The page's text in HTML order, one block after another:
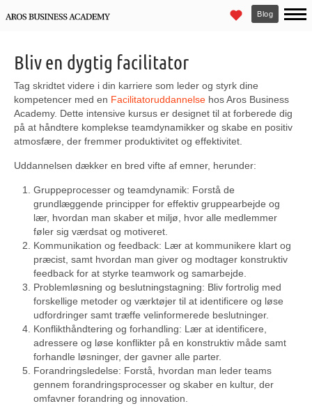
Blog
Bliv en dygtig facilitator
Tag skridtet videre i din karriere som leder og styrk dine
kompetencer med en Facilitatoruddannelse hos Aros Business
Academy. Dette intensive kursus er designet til at forberede dig
på at håndtere komplekse teamdynamikker og skabe en positiv
atmosfære, der fremmer produktivitet og effektivitet.
Uddannelsen dækker en bred vifte af emner, herunder:
Gruppeprocesser og teamdynamik: Forstå de
grundlæggende principper for effektiv gruppearbejde og
lær, hvordan man skaber et miljø, hvor alle medlemmer
føler sig værdsat og motiveret.
Kommunikation og feedback: Lær at kommunikere klart og
præcist, samt hvordan man giver og modtager konstruktiv
feedback for at styrke teamwork og samarbejde.
Problemløsning og beslutningstagning: Bliv fortrolig med
forskellige metoder og værktøjer til at identificere og løse
udfordringer samt træffe velinformerede beslutninger.
Konflikthåndtering og forhandling: Lær at identificere,
adressere og løse konflikter på en konstruktiv måde samt
forhandle løsninger, der gavner alle parter.
Forandringsledelse: Forstå, hvordan man leder teams
gennem forandringsprocesser og skaber en kultur, der
omfavner forandring og innovation.